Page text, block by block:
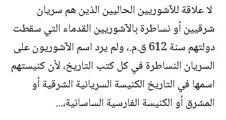
لا علاقة للآشوريين الحاليين الذين هم سريان
شرقيين أو نساطرة بالآشوريين القدماء التي سقطت
دولتهم سنة 612 ق.م.، ولم يرد اسم الآشوريون على
السريان النساطرة في كل كتب التاريخ، لأن كنيستهم
اسمها في التاريخ الكنيسة السريانية الشرقية أو
المشرق أو الكنيسة الفارسية الساسانية،...